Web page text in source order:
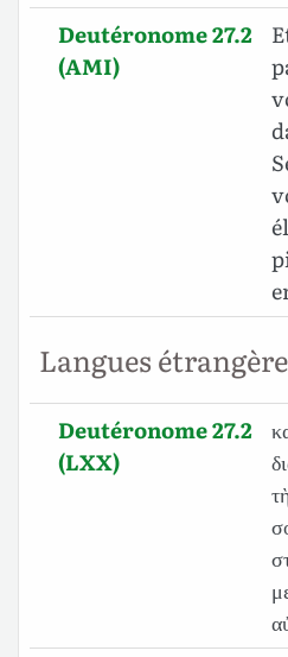
Deutéronome 27.2
(AMI)
Langues
Deutéronome 27.2
(LXX)